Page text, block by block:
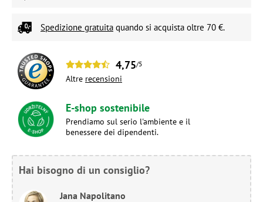
Spedizione gratuita quando si acquista oltre 70 €.
4,75/5
Altre recensioni
E-shop sostenibile
Prendiamo sul serio l'ambiente e il
benessere dei dipendenti.
Hai bisogno di un consiglio?
Jana Napolitano